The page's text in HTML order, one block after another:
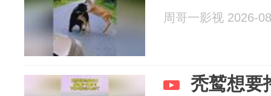
周哥一影视 2026-
秃鹫想要